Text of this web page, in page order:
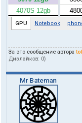
За это сообщение автора
Дизлайков: 0)
Mr Bateman